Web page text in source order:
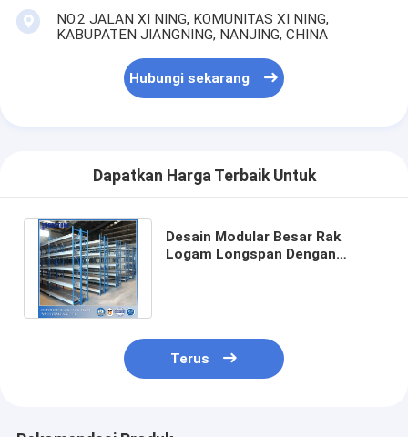
NO.2 JALAN XI NING, KOMUNITAS XI NING,
KABUPATEN JIANGNING, NANJING, CHINA
Hubungi sekarang
Dapatkan Harga Terbaik Untuk
Desain Modular Besar Rak
Logam Longspan Dengan
Terus